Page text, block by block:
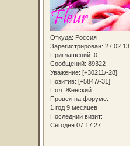
Откуда: Россия
Зарегистрирован: 27.02.13
Приглашений: 0
Сообщений: 89322
Уважение: [+30211/-28]
Позитив: [+5847/-31]
Пол: Женский
Провел на форуме:
1 год 9 месяцев
Последний визит:
Сегодня 07:17:27